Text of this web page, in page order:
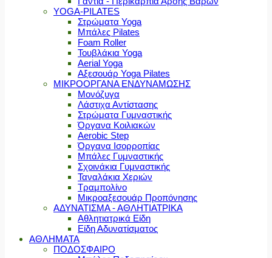
YOGA-PILATES
Στρώματα Yoga
Μπάλες Pilates
Foam Roller
Τουβλάκια Yoga
Aerial Yoga
Αξεσουάρ Yoga Pilates
ΜΙΚΡΟΟΡΓΑΝΑ ΕΝΔΥΝΑΜΩΣΗΣ
Μονόζυγα
Λάστιχα Αντίστασης
Στρώματα Γυμναστικής
Όργανα Κοιλιακών
Aerobic Step
Όργανα Ισορροπίας
Μπάλες Γυμναστικής
Σχοινάκια Γυμναστικής
Ταναλάκια Χεριών
Τραμπολίνο
Μικροαξεσουάρ Προπόνησης
ΑΔΥΝΑΤΙΣΜΑ - ΑΘΛΗΤΙΑΤΡΙΚΑ
Αθλητιατρικά Είδη
Είδη Αδυνατίσματος
ΑΘΛΗΜΑΤΑ
ΠΟΔΟΣΦΑΙΡΟ